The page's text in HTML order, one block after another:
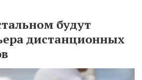
будут
дистанционных